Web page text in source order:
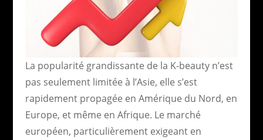
La popularité grandissante de la K-beauty n’est
pas seulement limitée à l’Asie, elle s’est
rapidement propagée en Amérique du Nord, en
Europe, et même en Afrique. Le marché
européen, particulièrement exigeant en